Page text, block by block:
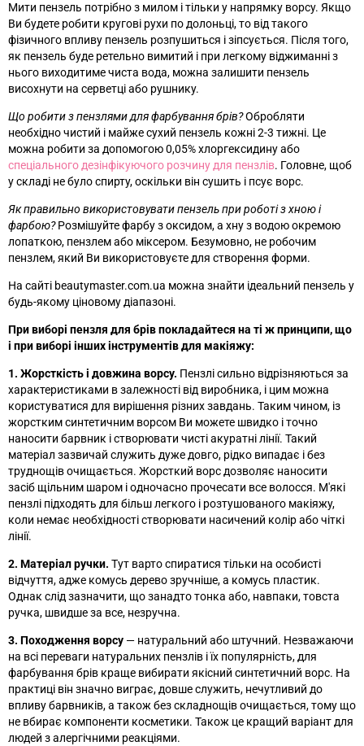
Мити пензель потрібно з милом і тільки у напрямку ворсу. Якщо
Ви будете робити кругові рухи по долоньці, то від такого
фізичного впливу пензель розпушиться і зіпсується. Після того,
як пензель буде ретельно вимитий і при легкому віджиманні з
нього виходитиме чиста вода, можна залишити пензель
висохнути на серветці або рушнику.
Що робити з пензлями для фарбування брів?Обробляти
необхідно чистий і майже сухий пензель кожні 2-3 тижні. Це
можна робити за допомогою 0,05% хлоргексидину або
спеціального дезінфікуючого розчину для пензлів. Головне, щоб
у складі не було спирту, оскільки він сушить і псує ворс.
Як правильно використовувати пензель при роботі з хною і
фарбою?Розмішуйте фарбу з оксидом, а хну з водою окремою
лопаткою, пензлем або міксером. Безумовно, не робочим
пензлем, який Ви використовуєте для створення форми.
На сайті beautymaster.com.ua можна знайти ідеальний пензель у
будь-якому ціновому діапазоні.
При виборі пензля для брів покладайтеся на ті ж принципи, що
і при виборі інших інструментів для макіяжу:
1. Жорсткість і довжина ворсу. Пензлі сильно відрізняються за
характеристиками в залежності від виробника, і цим можна
користуватися для вирішення різних завдань. Таким чином, із
жорстким синтетичним ворсом Ви можете швидко і точно
наносити барвник і створювати чисті акуратні лінії. Такий
матеріал зазвичай служить дуже довго, рідко випадає і без
труднощів очищається. Жорсткий ворс дозволяє наносити
засіб щільним шаром і одночасно прочесати все волосся. М'які
пензлі підходять для більш легкого і розтушованого макіяжу,
коли немає необхідності створювати насичений колір або чіткі
лінії.
2. Матеріал ручки. Тут варто спиратися тільки на особисті
відчуття, адже комусь дерево зручніше, а комусь пластик.
Однак слід зазначити, що занадто тонка або, навпаки, товста
ручка, швидше за все, незручна.
3. Походження ворсу — натуральний або штучний. Незважаючи
на всі переваги натуральних пензлів і їх популярність, для
фарбування брів краще вибирати якісний синтетичний ворс. На
практиці він значно виграє, довше служить, нечутливий до
впливу барвників, а також без складнощів очищається, тому що
не вбирає компоненти косметики. Також це кращий варіант для
людей з алергічними реакціями.